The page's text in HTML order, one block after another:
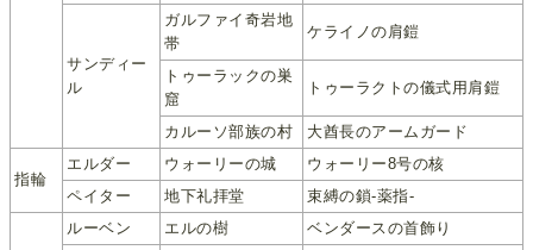
サンディー
ル
ガルファイ奇岩地
帯
ケライノの肩鎧
トゥーラックの巣
窟
トゥーラクトの儀式用肩鎧
カルーソ部族の村 大酋長のアームガード
指輪
エルダー ウォーリーの城
ウォーリー8号の核
ペイター
地下礼拝堂 束縛の鎖-薬指-
ルーベン エルの樹
ベンダースの首飾り